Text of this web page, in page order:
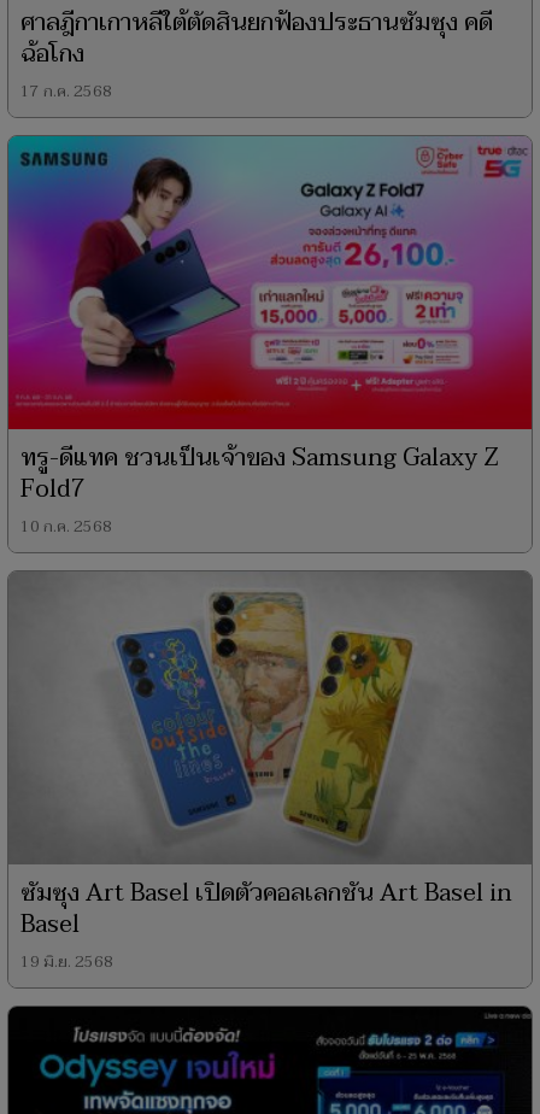
ศาลฎีกาเกาหลีใต้ตัดสินยกฟ้องประธานซัมซุง คดี
ฉ้อโกง
17 ก.ค. 2568
ทรู-ดีแทค ชวนเป็นเจ้าของ Samsung Galaxy Z
Fold7
10 ก.ค. 2568
ซัมซุง Art Basel เปิดตัวคอลเลกชัน Art Basel in
Basel
19 มิ.ย. 2568